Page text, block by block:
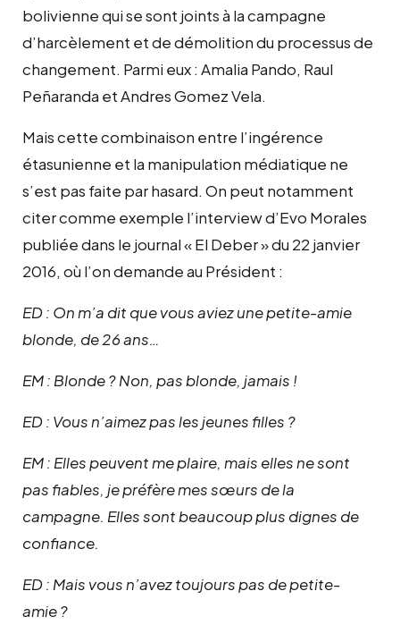
bolivienne qui se sont joints à la campagne
d’harcèlement et de démolition du processus de
changement. Parmi eux : Amalia Pando, Raul
Peñaranda et Andres Gomez Vela.
Mais cette combinaison entre l’ingérence
étasunienne et la manipulation médiatique ne
s’est pas faite par hasard. On peut notamment
citer comme exemple l’interview d’Evo Morales
publiée dans le journal « El Deber » du 22 janvier
2016, où l’on demande au Président :
ED : On m’a dit que vous aviez une petite-amie
blonde, de 26 ans…
EM : Blonde ? Non, pas blonde, jamais !
ED : Vous n’aimez pas les jeunes filles ?
EM : Elles peuvent me plaire, mais elles ne sont
pas fiables, je préfère mes sœurs de la
campagne. Elles sont beaucoup plus dignes de
confiance.
ED : Mais vous n’avez toujours pas de petite-
amie ?